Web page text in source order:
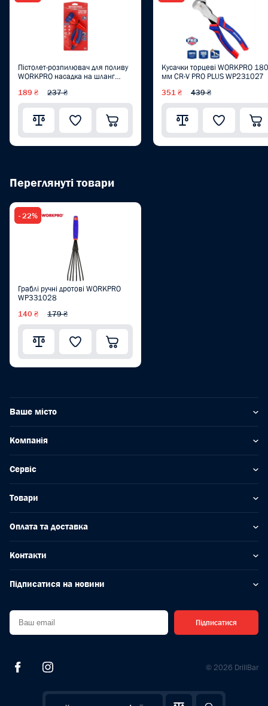
Пістолет-розпилювач для поливу
WORKPRO насадка на шланг
WP334009
189 ₴ 237 ₴
Кусачки торцеві WORKPRO 180
мм CR-V PRO PLUS WP231027
351 ₴ 439 ₴
Переглянуті товари
- 22%
Граблі ручні дротові WORKPRO
WP331028
140 ₴ 179 ₴
Ваше місто
Компанія
Сервіс
Товари
Оплата та доставка
Контакти
Підписатися на новини
Підписатися
© 2026 DrillBar